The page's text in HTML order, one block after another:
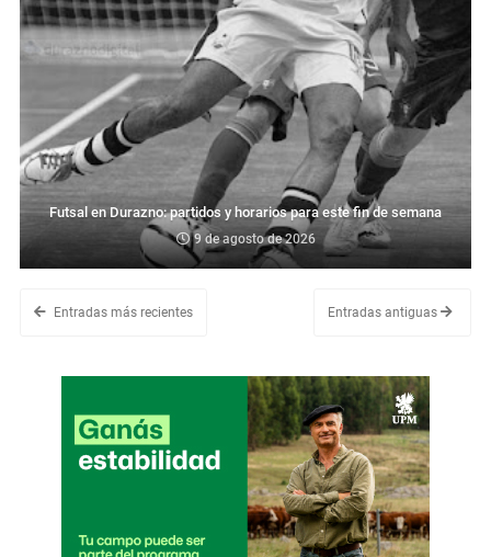
Futsal en Durazno: partidos y horarios para este fin de semana
9 de agosto de 2026
Entradas más recientes Entradas antiguas